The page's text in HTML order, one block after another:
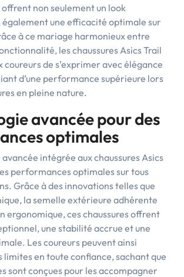
offrent non seulement un look
une efficacité optimale sur
à ce mariage harmonieux entre
les chaussures Asics Trail
de s’exprimer avec élégance
d’une performance supérieure lors
en pleine nature.
avancée pour des
optimales
intégrée aux chaussures Asics
performances optimales sur tous
Grâce à des innovations telles que
la semelle extérieure adhérente
ergonomique, ces chaussures offrent
une stabilité accrue et une
Les coureurs peuvent ainsi
limites en toute confiance, sachant que
sont conçues pour les accompagner